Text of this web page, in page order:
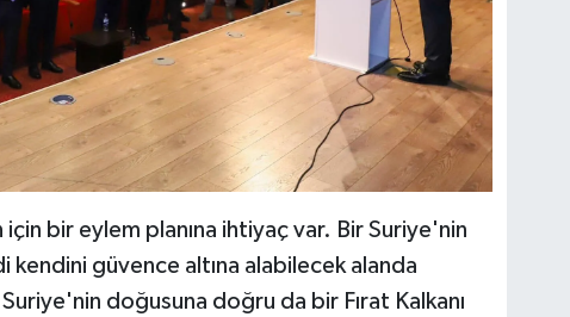
bir eylem planına ihtiyaç var. Bir Suriye'nin
kendini güvence altına alabilecek alanda
Suriye'nin doğusuna doğru da bir Fırat Kalkanı